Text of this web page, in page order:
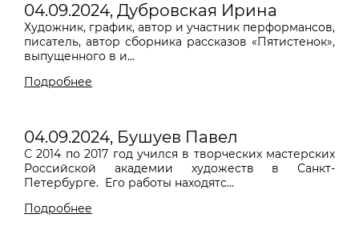
04.09.2024, Дубровская Ирина
Художник, график, автор и участник перформансов,
писатель, автор сборника рассказов «Пятистенок»,
выпущенного в и...
Подробнее
04.09.2024, Бушуев Павел
С 2014 по 2017 год учился в творческих мастерских
Российской академии художеств в Санкт-
Петербурге. Его работы находятс...
Подробнее